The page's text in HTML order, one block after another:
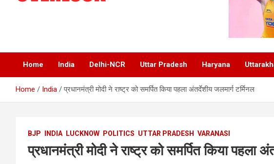
Home India Delhi-NCR Uttar Pradesh Haryana
Home India प्रधानमंत्री मोदी ने राष्ट्र को समर्पित किया पहला अंतर्देशीय जलमार्ग टर्मिनल
BJP INDIA LUCKNOW POLITICS UTTAR PRADESH VARANASI
प्रधानमंत्री मोदी ने राष्ट्र को समर्पित किया पहला